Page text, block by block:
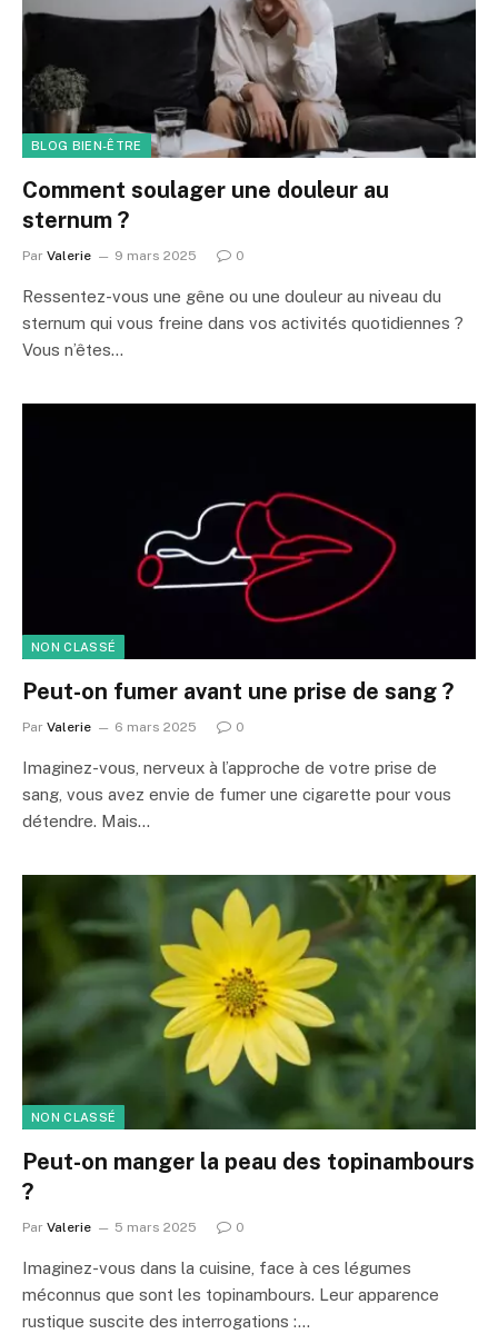
BLOG BIEN-ÊTRE
Comment soulager une douleur au
sternum ?
Par Valerie 9 mars 2025 0
Ressentez-vous une gêne ou une douleur au niveau du
sternum qui vous freine dans vos activités quotidiennes ?
Vous n’êtes…
NON CLASSÉ
Peut-on fumer avant une prise de sang ?
Par Valerie 6 mars 2025 0
Imaginez-vous, nerveux à l’approche de votre prise de
sang, vous avez envie de fumer une cigarette pour vous
détendre. Mais…
NON CLASSÉ
Peut-on manger la peau des topinambours
?
Par Valerie 5 mars 2025 0
Imaginez-vous dans la cuisine, face à ces légumes
méconnus que sont les topinambours. Leur apparence
rustique suscite des interrogations :…